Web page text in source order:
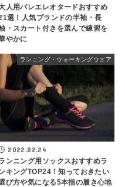
人用バレエレオタードおすすめ
選！人気ブランドの半袖・長
・スカート付きを選んで練習を
やかに
ランニング・ウォーキングウェア
2022.02.24
ンニング用ソックスおすすめラ
キングTOP24！知っておきたい
び方や気になる5本指の履き心地